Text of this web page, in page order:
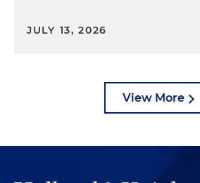
JULY 13, 2026
View More